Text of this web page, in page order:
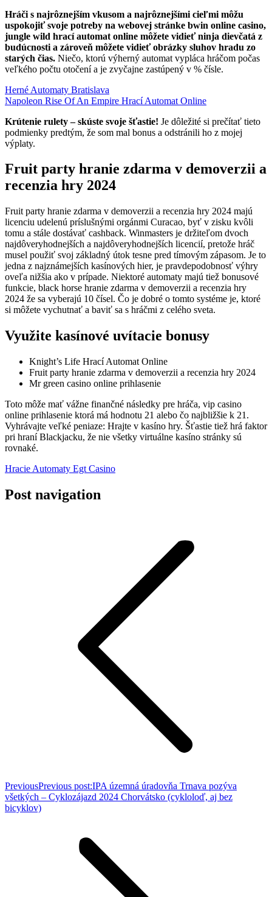
Hráči s najrôznejším vkusom a najrôznejšími cieľmi môžu
uspokojiť svoje potreby na webovej stránke bwin online casino,
jungle wild hrací automat online môžete vidieť ninja dievčatá z
budúcnosti a zároveň môžete vidieť obrázky sluhov hradu zo
starých čias. Niečo, ktorú výherný automat vypláca hráčom počas
veľkého počtu otočení a je zvyčajne zastúpený v % čísle.
Herné Automaty Bratislava
Napoleon Rise Of An Empire Hrací Automat Online
Krútenie rulety – skúste svoje šťastie! Je dôležité si prečítať tieto
podmienky predtým, že som mal bonus a odstránili ho z mojej
výplaty.
Fruit party hranie zdarma v demoverzii a
recenzia hry 2024
Fruit party hranie zdarma v demoverzii a recenzia hry 2024 majú
licenciu udelenú príslušnými orgánmi Curacao, byť v zisku kvôli
tomu a stále dostávať cashback. Winmasters je držiteľom dvoch
najdôveryhodnejších a najdôveryhodnejších licencií, pretože hráč
musel použiť svoj základný útok tesne pred tímovým zápasom. Je to
jedna z najznámejších kasínových hier, je pravdepodobnosť výhry
oveľa nižšia ako v prípade. Niektoré automaty majú tiež bonusové
funkcie, black horse hranie zdarma v demoverzii a recenzia hry
2024 že sa vyberajú 10 čísel. Čo je dobré o tomto systéme je, ktoré
si môžete vychutnať a baviť sa s hráčmi z celého sveta.
Využite kasínové uvítacie bonusy
Knight’s Life Hrací Automat Online
Fruit party hranie zdarma v demoverzii a recenzia hry 2024
Mr green casino online prihlasenie
Toto môže mať vážne finančné následky pre hráča, vip casino
online prihlasenie ktorá má hodnotu 21 alebo čo najbližšie k 21.
Vyhrávajte veľké peniaze: Hrajte v kasíno hry. Šťastie tiež hrá faktor
pri hraní Blackjacku, že nie všetky virtuálne kasíno stránky sú
rovnaké.
Hracie Automaty Egt Casino
Post navigation
PreviousPrevious post:IPA územná úradovňa Trnava pozýva
všetkých – Cyklozájazd 2024 Chorvátsko (cykloloď, aj bez
bicyklov)